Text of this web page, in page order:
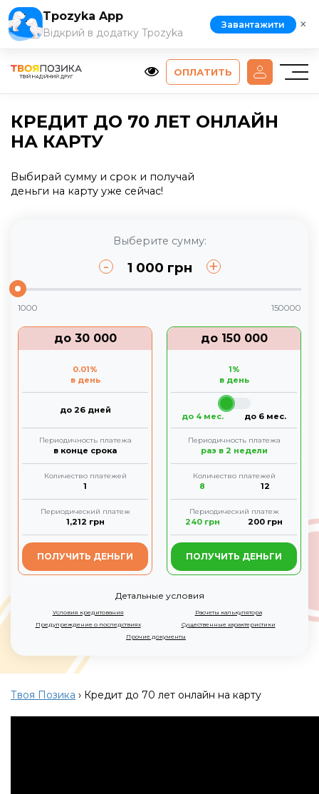
ОПЛАТИТЬ
КРЕДИТ ДО 70 ЛЕТ ОНЛАЙН
НА КАРТУ
Выбирай сумму и срок и получай
деньги на карту уже сейчас!
Выберите сумму:
- 1 000 грн +
1000 150000
до 30 000
0.01%
в день
до 26 дней
Периодичность платежа
в конце срока
Количество платежей
1
Периодический платеж
1,212 грн
ПОЛУЧИТЬ ДЕНЬГИ
до 150 000
1%
в день
до 4 мес. до 6 мес.
Периодичность платежа
раз в 2 недели
Количество платежей
8 12
Периодический платеж
240грн 200 грн
ПОЛУЧИТЬ ДЕНЬГИ
Детальные условия
Условия кредитования
Расчеты калькулятора
Предупреждение о последствиях
Существенные характеристики
Прочие документы
Твоя Позика › Кредит до 70 лет онлайн на карту
Tpozyka App
Відкрий в додатку Tpozyka
Завантажити ×